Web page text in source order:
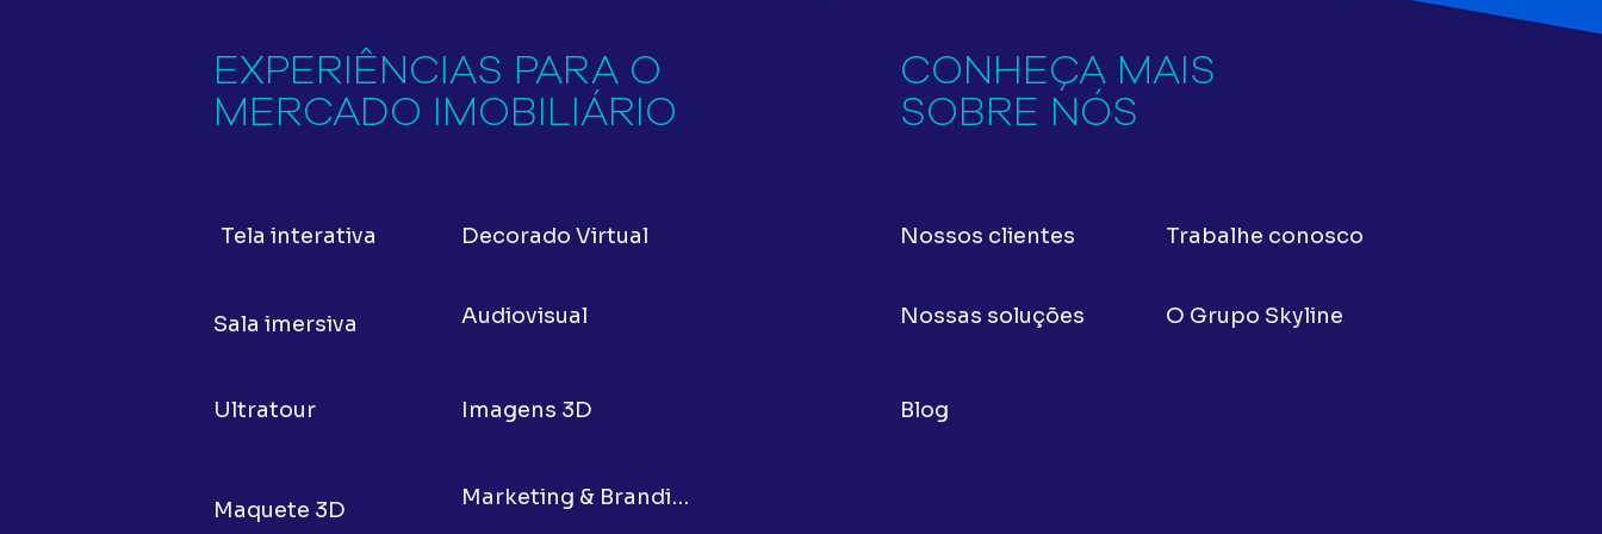
EXPERIÊNCIAS PARA O
MERCADO IMOBILIÁRIO
Tela interativa
Sala imersiva
Ultratour
Maquete 3D
Decorado Virtual
Audiovisual
Imagens 3D
Marketing & Branding
CONHEÇA MAIS
SOBRE NÓS
Nossos clientes
Nossas soluções
Trabalhe conosco
O Grupo Skyline
Blog